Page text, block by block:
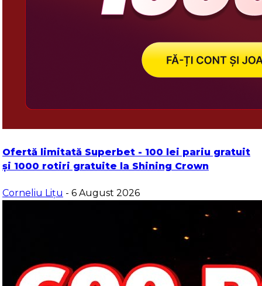
Ofertă limitată Superbet - 100 lei pariu gratuit
și 1000 rotiri gratuite la Shining Crown
Corneliu Lițu - 6 August 2026